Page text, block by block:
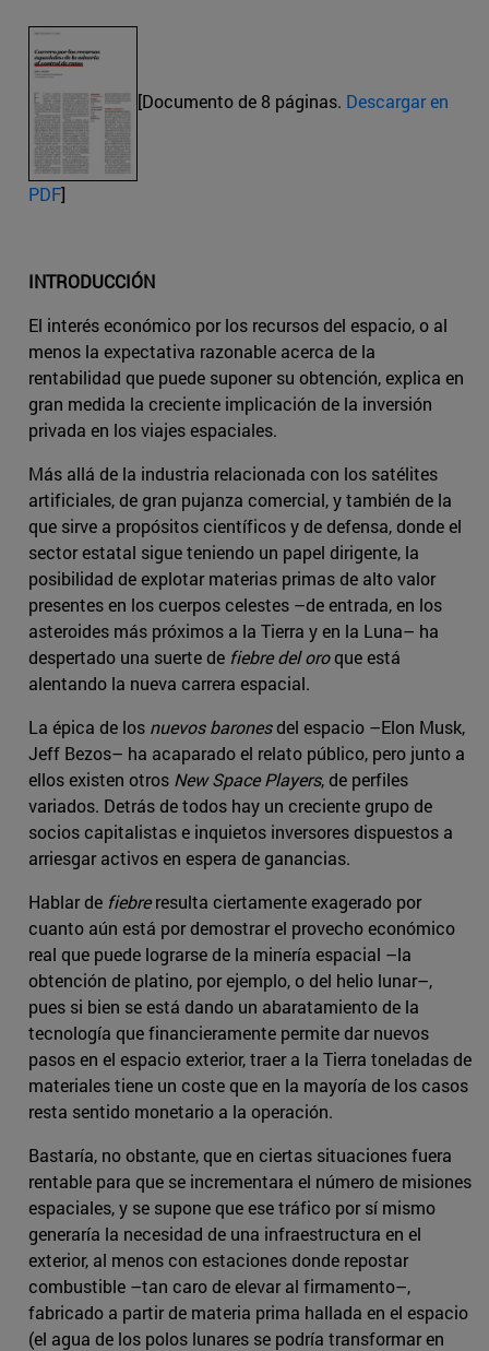
[Documento de 8 páginas. Descargar en
PDF]
INTRODUCCIÓN
El interés económico por los recursos del espacio, o al
menos la expectativa razonable acerca de la
rentabilidad que puede suponer su obtención, explica en
gran medida la creciente implicación de la inversión
privada en los viajes espaciales.
Más allá de la industria relacionada con los satélites
artificiales, de gran pujanza comercial, y también de la
que sirve a propósitos científicos y de defensa, donde el
sector estatal sigue teniendo un papel dirigente, la
posibilidad de explotar materias primas de alto valor
presentes en los cuerpos celestes –de entrada, en los
asteroides más próximos a la Tierra y en la Luna– ha
despertado una suerte de fiebre del oroque está
alentando la nueva carrera espacial.
La épica de los nuevos baronesdel espacio –Elon Musk,
Jeff Bezos– ha acaparado el relato público, pero junto a
ellos existen otros New Space Players, de perfiles
variados. Detrás de todos hay un creciente grupo de
socios capitalistas e inquietos inversores dispuestos a
arriesgar activos en espera de ganancias.
Hablar de fiebreresulta ciertamente exagerado por
cuanto aún está por demostrar el provecho económico
real que puede lograrse de la minería espacial –la
obtención de platino, por ejemplo, o del helio lunar–,
pues si bien se está dando un abaratamiento de la
tecnología que financieramente permite dar nuevos
pasos en el espacio exterior, traer a la Tierra toneladas de
materiales tiene un coste que en la mayoría de los casos
resta sentido monetario a la operación.
Bastaría, no obstante, que en ciertas situaciones fuera
rentable para que se incrementara el número de misiones
espaciales, y se supone que ese tráfico por sí mismo
generaría la necesidad de una infraestructura en el
exterior, al menos con estaciones donde repostar
combustible –tan caro de elevar al firmamento–,
fabricado a partir de materia prima hallada en el espacio
(el agua de los polos lunares se podría transformar en